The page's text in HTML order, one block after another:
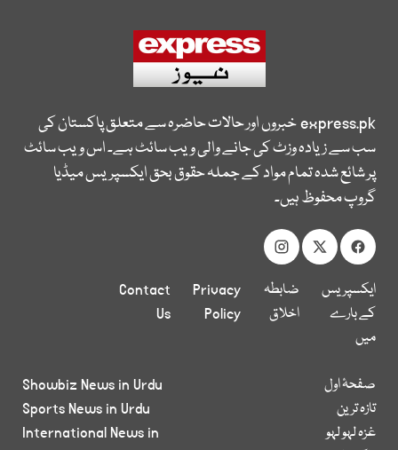
express.pkخبروں اور حالات حاضرہ سے متعلق پاکستان کی
سب سے زیادہ وزٹ کی جانے والی ویب سائٹ ہے۔ اس ویب سائٹ
پر شائع شدہ تمام مواد کے جملہ حقوق بحق ایکسپریس میڈیا
گروپ محفوظ ہیں۔
ایکسپریس
کے بارے
میں
ضابطہ
اخلاق
Privacy
Policy
Contact
Us
صفحۂ اول
تازہ ترین
غزہ لہو لہو
Showbiz News in Urdu
Sports News in Urdu
International News in